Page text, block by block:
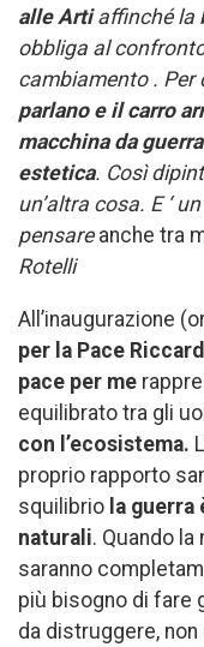
alle Artiaffinché la
obbliga al
cambiamento . Per
parlano e il carro
macchina da
estetica. Così
un’altra cosa. E ‘
pensare anche tra
Rotelli
All’inaugurazione
per la Pace
pace per me
equilibrato tra gli
con l’ecosistema.
proprio rapporto
squilibrio la
naturali. Quando la
saranno
più bisogno di fare
da distruggere, non